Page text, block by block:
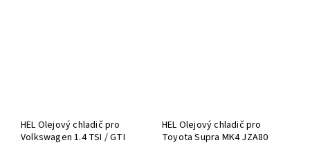
HEL Olejový chladič pro
Volkswagen 1.4 TSI / GTI
HEL Olejový chladič pro
Toyota Supra MK4 JZA80